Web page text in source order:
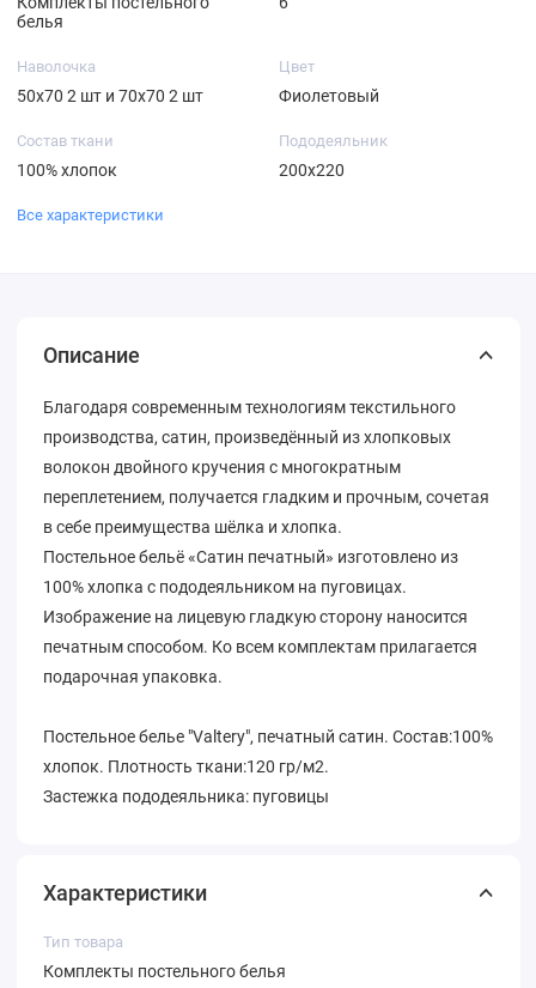
белья
Наволочка
50х70 2 шт и 70х70 2 шт
Цвет
Фиолетовый
Состав ткани
100% хлопок
Пододеяльник
200х220
Все характеристики
Описание
Благодаря современным технологиям текстильного
производства, сатин, произведённый из хлопковых
волокон двойного кручения с многократным
переплетением, получается гладким и прочным, сочетая
в себе преимущества шёлка и хлопка.
Постельное бельё «Сатин печатный» изготовлено из
100% хлопка с пододеяльником на пуговицах.
Изображение на лицевую гладкую сторону наносится
печатным способом. Ко всем комплектам прилагается
подарочная упаковка.
Постельное белье "Valtery", печатный сатин. Состав:100%
хлопок. Плотность ткани:120 гр/м2.
Застежка пододеяльника: пуговицы
Характеристики
Тип товара
Комплекты постельного белья